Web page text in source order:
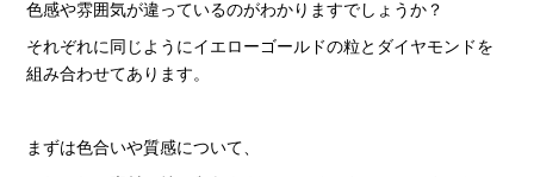
色感や雰囲気が違っているのがわかりますでしょうか？
それぞれに同じようにイエローゴールドの粒とダイヤモンドを
組み合わせてあります。
まずは色合いや質感について、